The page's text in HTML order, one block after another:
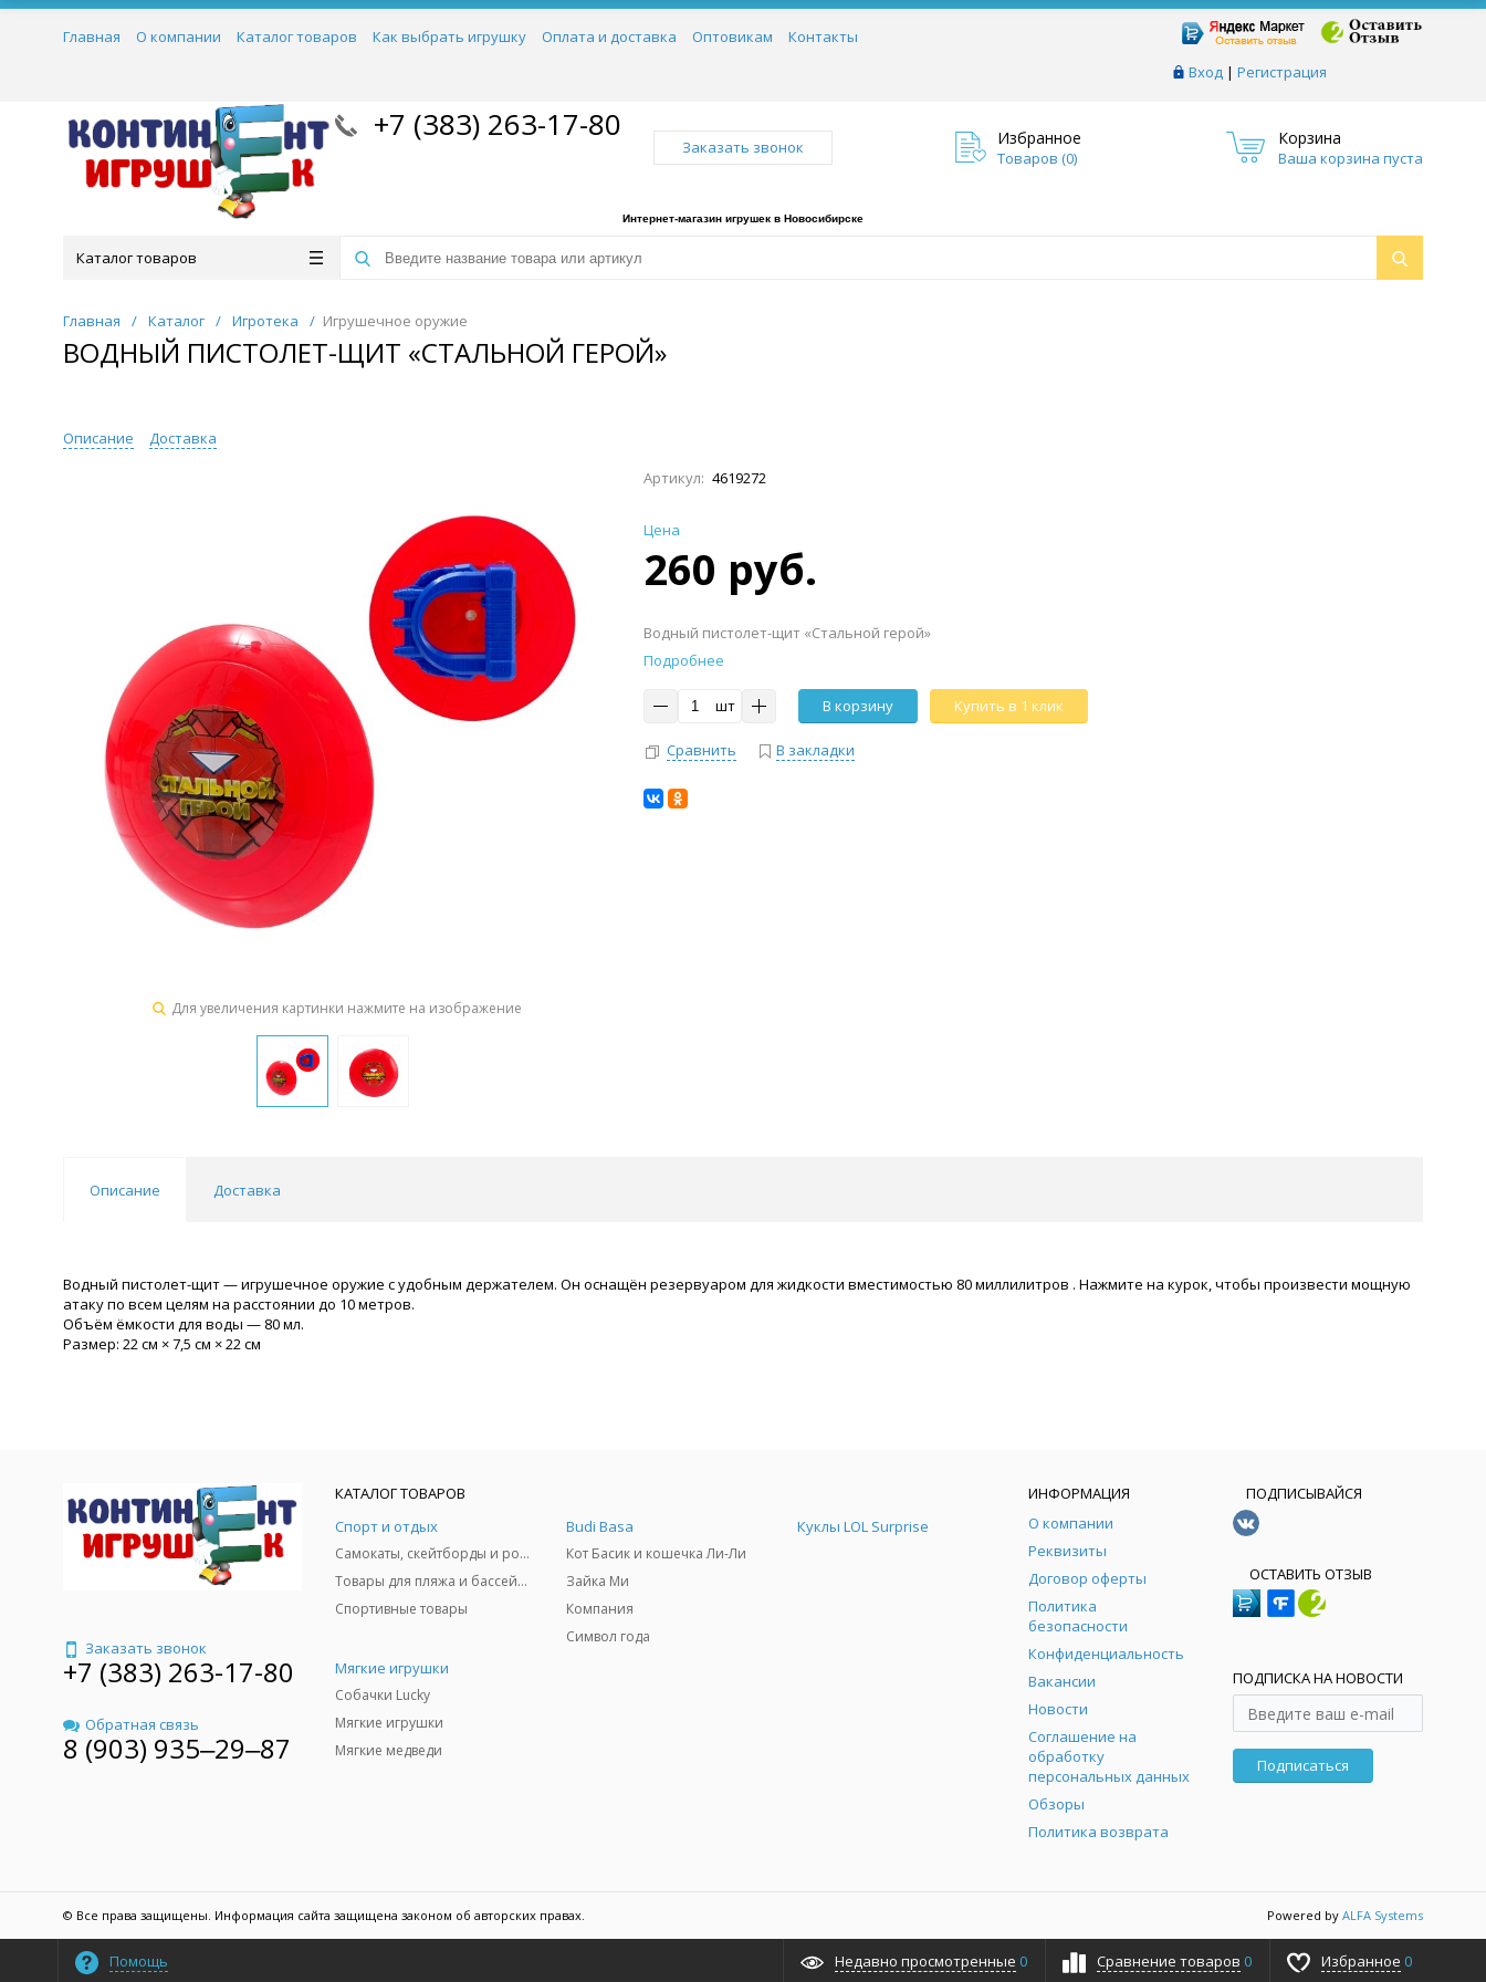
Вход | Регистрация
Главная О компании Каталог товаров Как выбрать игрушку Оплата и доставка Оптовикам Контакты
+7 (383) 263-17-80
Заказать звонок Избранное
Товаров (0)
Корзина
Ваша корзина пуста
Интернет-магазин игрушек в Новосибирске
Каталог товаров
Главная / Каталог / Игротека / Игрушечное оружие
ВОДНЫЙ ПИСТОЛЕТ-ЩИТ «СТАЛЬНОЙ ГЕРОЙ»
Описание Доставка
Для увеличения картинки нажмите на изображение
Артикул: 4619272
Цена
260 руб.
Водный пистолет-щит «Стальной герой»
Подробнее
шт В корзину Купить в 1 клик
Сравнить В закладки
Описание Доставка
Водный пистолет-щит — игрушечное оружие с удобным держателем. Он оснащён резервуаром для жидкости вместимостью 80 миллилитров . Нажмите на курок, чтобы произвести мощную
атаку по всем целям на расстоянии до 10 метров.
Объём ёмкости для воды — 80 мл.
Размер: 22 см × 7,5 см × 22 см
Заказать звонок
+7 (383) 263-17-80
Обратная связь
8 (903) 935‒29‒87
КАТАЛОГ ТОВАРОВ
Спорт и отдых
Самокаты, скейтборды и ролики
Товары для пляжа и бассейны
Спортивные товары
Budi Basa
Кот Басик и кошечка Ли-Ли
Зайка Ми
Компания
Символ года
Куклы LOL Surprise
Мягкие игрушки
Собачки Lucky
Мягкие игрушки
Мягкие медведи
ИНФОРМАЦИЯ
О компании
Реквизиты
Договор оферты
Политика
безопасности
Конфиденциальность
Вакансии
Новости
Соглашение на
обработку
персональных данных
Обзоры
Политика возврата
ПОДПИСЫВАЙСЯ
ОСТАВИТЬ ОТЗЫВ
ПОДПИСКА НА НОВОСТИ
Подписаться
© Все права защищены. Информация сайта защищена законом об авторских правах. Powered by ALFA Systems
Помощь Недавно просмотренные 0 Сравнение товаров 0 Избранное 0